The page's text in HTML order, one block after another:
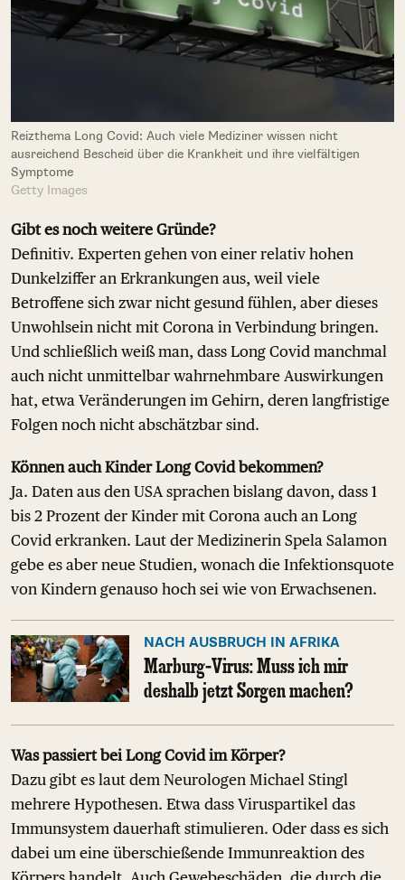
Reizthema Long Covid: Auch viele Mediziner wissen nicht
ausreichend Bescheid über die Krankheit und ihre vielfältigen
Symptome
Getty Images
Gibt es noch weitere Gründe?
Definitiv. Experten gehen von einer relativ hohen
Dunkelziffer an Erkrankungen aus, weil viele
Betroffene sich zwar nicht gesund fühlen, aber dieses
Unwohlsein nicht mit Corona in Verbindung bringen.
Und schließlich weiß man, dass Long Covid manchmal
auch nicht unmittelbar wahrnehmbare Auswirkungen
hat, etwa Veränderungen im Gehirn, deren langfristige
Folgen noch nicht abschätzbar sind.
Können auch Kinder Long Covid bekommen?
Ja. Daten aus den USA sprachen bislang davon, dass 1
bis 2 Prozent der Kinder mit Corona auch an Long
Covid erkranken. Laut der Medizinerin Spela Salamon
gebe es aber neue Studien, wonach die Infektionsquote
von Kindern genauso hoch sei wie von Erwachsenen.
NACH AUSBRUCH IN AFRIKA
Marburg-Virus: Muss ich mir
deshalb jetzt Sorgen machen?
Was passiert bei Long Covid im Körper?
Dazu gibt es laut dem Neurologen Michael Stingl
mehrere Hypothesen. Etwa dass Viruspartikel das
Immunsystem dauerhaft stimulieren. Oder dass es sich
dabei um eine überschießende Immunreaktion des